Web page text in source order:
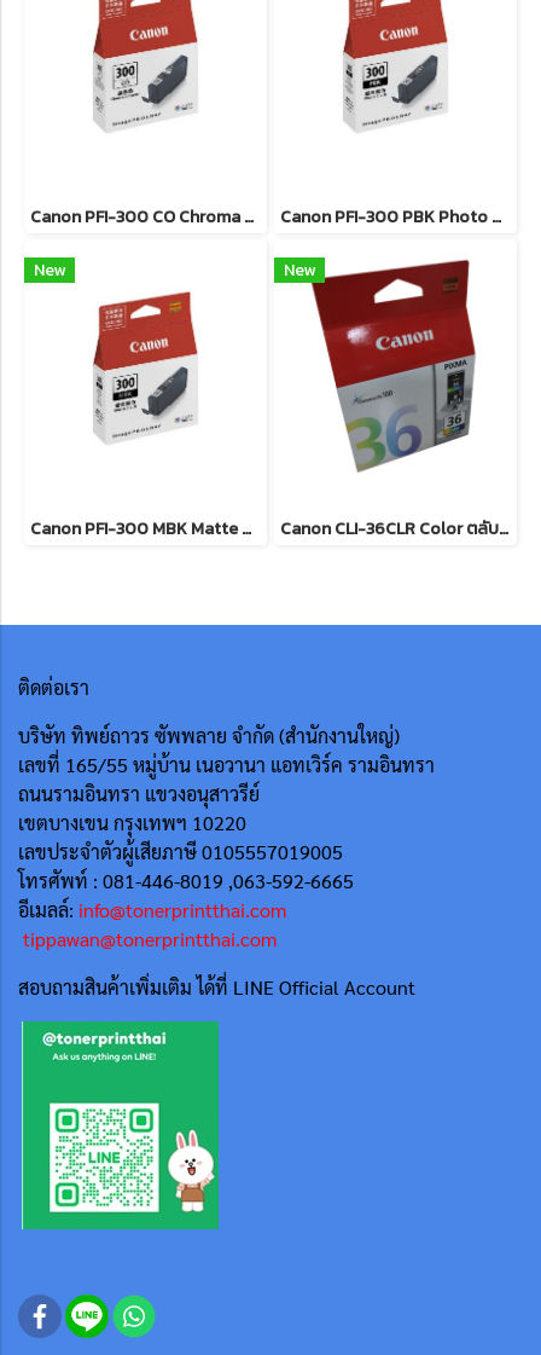
Canon PFI-300 CO Chroma Optimizer ตลับหมึกอิงค์เจ็ท ของแท้ รับประกันศูนย์ Canon PFI-300 PBK Photo Black ตลับหมึกอิงค์เจ็ท (สีดำโฟโต้) ของแท้ รับประกันศูนย์
New
Canon PFI-300 MBK Matte Black ตลับหมึกอิงค์เจ็ท (สีดำด้าน) ของแท้ รับประกันศูนย์
New
Canon CLI-36CLR Color ตลับหมึกอิงค์เจ็ท ( 3 สี ) ของแท้ รับประกันศูนย์
ติดต่อเรา
บริษัท ทิพย์ถาวร ซัพพลาย จำกัด (สำนักงานใหญ่)
เลขที่ 165/55 หมู่บ้าน เนอวานา แอทเวิร์ค รามอินทรา
ถนนรามอินทรา แขวงอนุสาวรีย์
เขตบางเขน กรุงเทพฯ 10220
เลขประจำตัวผู้เสียภาษี 0105557019005
โทรศัพท์ : 081-446-8019 ,063-592-6665
อีเมลล์: info@tonerprintthai.com
tippawan@tonerprintthai.com
สอบถามสินค้าเพิ่มเติม ได้ที่ LINE Official Account